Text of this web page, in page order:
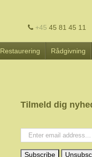
+45 45 81 45 11
Restaurering Rådgivning
Tilmeld dig